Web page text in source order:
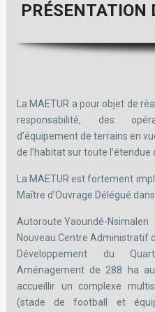
PRÉSENTATION
La MAETUR a pour objet de
responsabilité, des
d’équipement de terrains en
de l’habitat sur toute
La MAETUR est fortement
Maître d’Ouvrage Délégué
Autoroute Yaoundé-Nsimalen
Nouveau Centre Administratif
Développement du
Aménagement de 288 ha
accueillir un complexe
(stade de football et